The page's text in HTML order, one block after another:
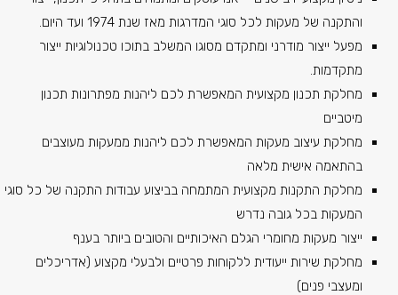
והתקנה של מעקות לכל סוגי המדרגות מאז שנת 1974 ועד היום.
מפעל ייצור מודרני ומתקדם מסוגו המשלב בתוכו טכנולוגיות ייצור
מתקדמות.
מחלקת תכנון מקצועית המאפשרת לכם ליהנות מפתרונות תכנון
מיטביים
מחלקת עיצוב מעקות המאפשרת לכם ליהנות ממעקות מעוצבים
בהתאמה אישית מלאה
מחלקת התקנות מקצועית המתמחה בביצוע עבודות התקנה של כל סוגי
המעקות בכל גובה נדרש
ייצור מעקות מחומרי הגלם האיכותיים והטובים ביותר בענף
מחלקת שירות ייעודית ללקוחות פרטיים ולבעלי מקצוע (אדריכלים
ומעצבי פנים)